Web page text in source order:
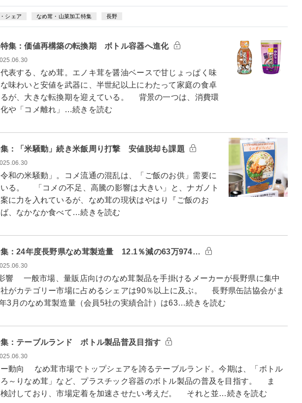
シェア なめ茸・山菜加工特集 長野
集：価値再構築の転換期 ボトル容器へ進化
表する、なめ茸。エノキ茸を醤油ベースで甘じょっぱく味
味わいと安値を武器に、半世紀以上にわたって家庭の食卓
が、大きな転換期を迎えている。 背景の一つは、消費環
や「コメ離れ」…続きを読む
：「米騒動」続き米飯周り打撃 安値脱却も課題
和の米騒動」。コメ流通の混乱は、「ご飯のお供」需要に
る。 「コメの不足、高騰の影響は大きい」と、ナガノト
に力を入れているが、なめ茸の現状はやはり『ご飯のお
、なかなか食べて…続きを読む
：24年度長野県なめ茸製造量 12.1％減の63万974…
響 一般市場、量販店向けのなめ茸製品を手掛けるメーカーが長野県に集中
がカテゴリー市場に占めるシェアは90％以上に及ぶ。 長野県缶詰協会がま
3月のなめ茸製造量（会員5社の実績合計）は63…続きを読む
：テーブルランド ボトル製品普及目指す
動向 なめ茸市場でトップシェアを誇るテーブルランド。今期は、「ボトル
～りなめ茸」など、プラスチック容器のボトル製品の普及を目指す。 ま
検討しており、市場定着を加速させたい考えだ。 それと並…続きを読む